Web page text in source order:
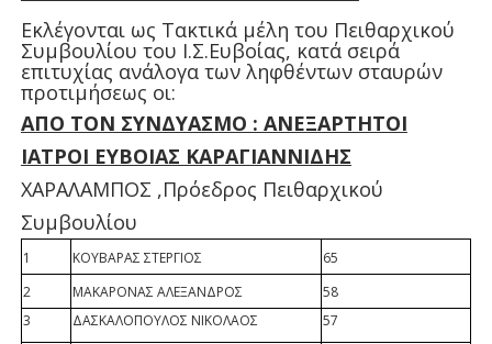
Εκλέγονται ως Τακτικά μέλη του Πειθαρχικού
Συμβουλίου του Ι.Σ.Ευβοίας, κατά σειρά
επιτυχίας ανάλογα των ληφθέντων σταυρών
προτιμήσεως οι:
ΑΠΟ ΤΟΝ ΣΥΝΔΥΑΣΜΟ : ΑΝΕΞΑΡΤΗΤΟΙ
ΙΑΤΡΟΙ ΕΥΒΟΙΑΣ ΚΑΡΑΓΙΑΝΝΙΔΗΣ
ΧΑΡΑΛΑΜΠΟΣ ,Πρόεδρος Πειθαρχικού
Συμβουλίου
1 ΚΟΥΒΑΡΑΣ ΣΤΕΡΓΙΟΣ
65
2
ΜΑΚΑΡΟΝΑΣ ΑΛΕΞΑΝΔΡΟΣ
58
3
ΔΑΣΚΑΛΟΠΟΥΛΟΣ ΝΙΚΟΛΑΟΣ
57